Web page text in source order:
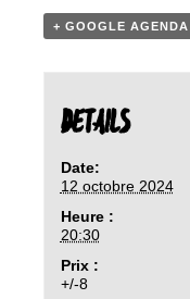
+ GOOGLE AGENDA
DETAILS
Date:
12 octobre 2024
Heure :
20:30
Prix :
+/-8